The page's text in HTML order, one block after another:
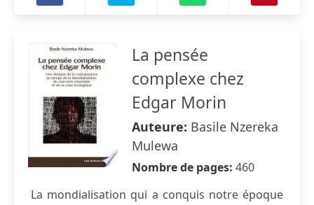
La pensée
complexe chez
Edgar Morin
Auteure: Basile Nzereka
Mulewa
Nombre de pages: 460
La mondialisation qui a conquis notre époque